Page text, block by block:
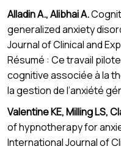
Alladin A., Alibhai A.
generalized anxiety
Journal of Clinical and
Résumé : Ce travail
cognitive associée à la
la gestion de l’anxiété
Valentine KE, Milling LS,
of hypnotherapy for
International Journal of